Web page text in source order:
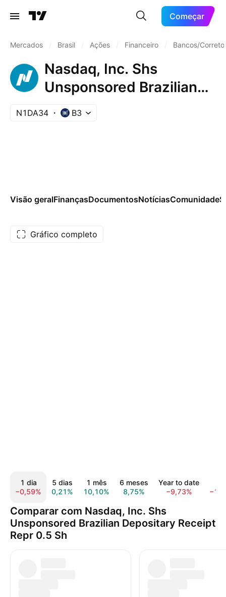
Começar
Mercados Brasil Ações Financeiro Bancos/
Nasdaq, Inc. Shs
Unsponsored Brazilian
Depositary Receipt Repr
N1DA34 B3
Visão geralFinançasDocumentosNotíciasComunidade
Gráfico completo
1 dia
−0,59%
5 dias
0,21%
1 mês
10,10%
6 meses
8,75%
Year to date
−9,73%
Comparar com Nasdaq, Inc. Shs
Unsponsored Brazilian Depositary Receipt
Repr 0.5 Sh